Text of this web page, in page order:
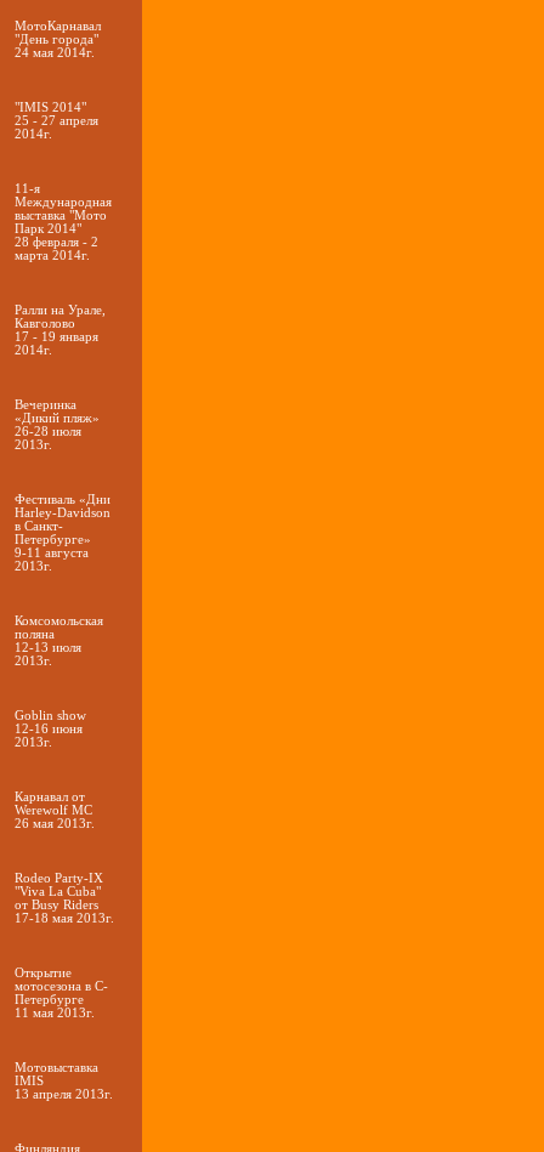
МотоКарнавал
"День города"
24 мая 2014г.
"IMIS 2014"
25 - 27 апреля
2014г.
11-я
Международная
выставка "Мото
Парк 2014"
28 февраля - 2
марта 2014г.
Ралли на Урале,
Кавголово
17 - 19 января
2014г.
Вечеринка
«Дикий пляж»
26-28 июля
2013г.
Фестиваль «Дни
Harley-Davidson
в Санкт-
Петербурге»
9-11 августа
2013г.
Комсомольская
поляна
12-13 июля
2013г.
Goblin show
12-16 июня
2013г.
Карнавал от
Werewolf МС
26 мая 2013г.
Rodeo Party-IX
"Viva La Cuba"
от Busy Riders
17-18 мая 2013г.
Открытие
мотосезона в С-
Петербурге
11 мая 2013г.
Мотовыставка
IMIS
13 апреля 2013г.
Финляндия,